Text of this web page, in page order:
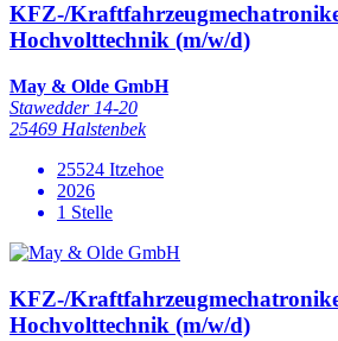
KFZ-/
Hochvolttechnik (m/w/d)
May & Olde GmbH
Stawedder 14-20
25469 Halstenbek
25524 Itzehoe
2026
1 Stelle
KFZ-/
Hochvolttechnik (m/w/d)